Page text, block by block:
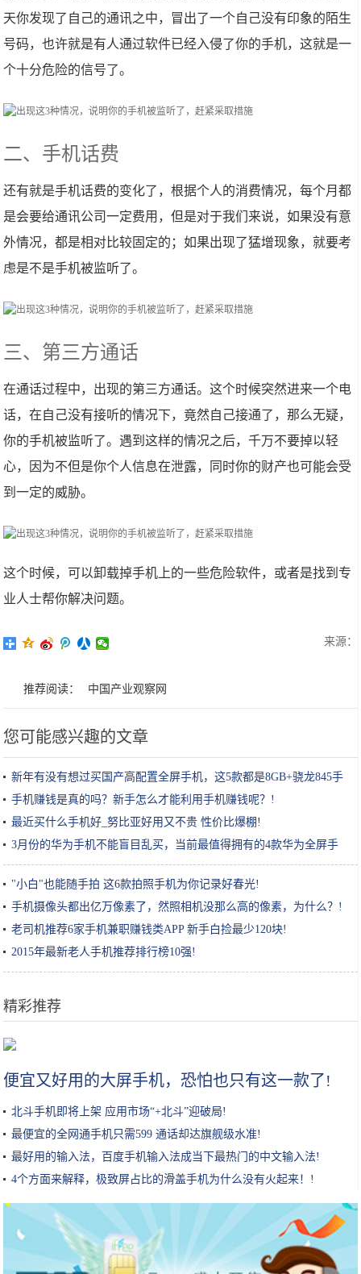
天你发现了自己的通讯之中，冒出了一个自己没有印象的陌生
号码，也许就是有人通过软件已经入侵了你的手机，这就是一
个十分危险的信号了。
二、手机话费
还有就是手机话费的变化了，根据个人的消费情况，每个月都
是会要给通讯公司一定费用，但是对于我们来说，如果没有意
外情况，都是相对比较固定的；如果出现了猛增现象，就要考
虑是不是手机被监听了。
三、第三方通话
在通话过程中，出现的第三方通话。这个时候突然进来一个电
话，在自己没有接听的情况下，竟然自己接通了，那么无疑，
你的手机被监听了。遇到这样的情况之后，千万不要掉以轻
心，因为不但是你个人信息在泄露，同时你的财产也可能会受
到一定的威胁。
这个时候，可以卸载掉手机上的一些危险软件，或者是找到专
业人士帮你解决问题。
来源：
推荐阅读： 中国产业观察网
您可能感兴趣的文章
新年有没有想过买国产高配置全屏手机，这5款都是8GB+骁龙845手
机!
手机赚钱是真的吗？新手怎么才能利用手机赚钱呢？!
最近买什么手机好_努比亚好用又不贵 性价比爆棚!
3月份的华为手机不能盲目乱买，当前最值得拥有的4款华为全屏手
机!
"小白"也能随手拍 这6款拍照手机为你记录好春光!
手机摄像头都出亿万像素了，然照相机没那么高的像素，为什么？!
老司机推荐6家手机兼职赚钱类APP 新手白捡最少120块!
2015年最新老人手机推荐排行榜10强!
精彩推荐
便宜又好用的大屏手机，恐怕也只有这一款了!
北斗手机即将上架 应用市场“+北斗”迎破局!
最便宜的全网通手机只需599 通话却达旗舰级水准!
最好用的输入法，百度手机输入法成当下最热门的中文输入法!
4个方面来解释，极致屏占比的滑盖手机为什么没有火起来！!